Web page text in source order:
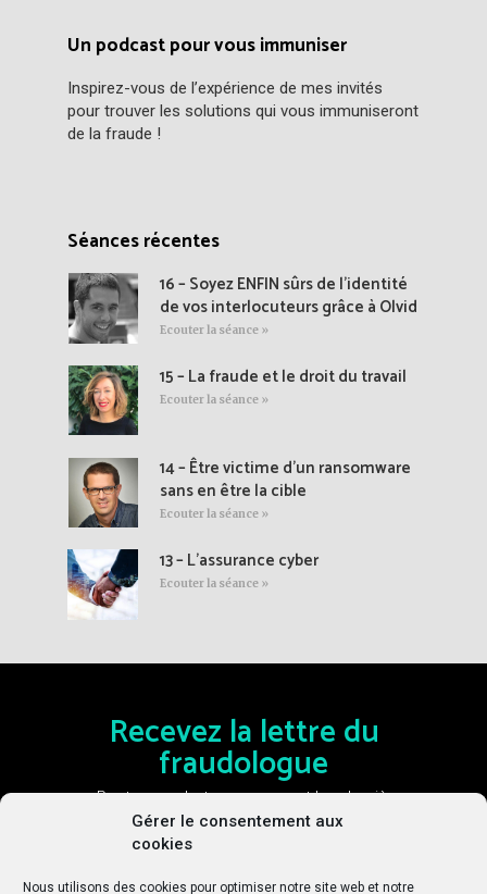
Gérer le consentement aux
cookies
Nous utilisons des cookies pour optimiser notre site web et notre
Un podcast pour vous immuniser
Inspirez-vous de l’expérience de mes invités
pour trouver les solutions qui vous immuniseront
de la fraude !
Séances récentes
16 – Soyez ENFIN sûrs de l’identité
de vos interlocuteurs grâce à Olvid
Ecouter la séance »
15 – La fraude et le droit du travail
Ecouter la séance »
14 – Être victime d’un ransomware
sans en être la cible
Ecouter la séance »
13 – L’assurance cyber
Ecouter la séance »
Recevez la lettre du
fraudologue
Restez en alerte en recevant les dernières
actualités sur la fraude et le risque cyber toutes
les deux semaines